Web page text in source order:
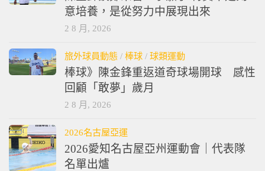
意培養，是從努力中展現出來
2 8 月, 2026
旅外球員動態 / 棒球 / 球類運動
棒球》陳金鋒重返道奇球場開球 感性
回顧「敢夢」歲月
2 8 月, 2026
2026名古屋亞運
2026愛知名古屋亞州運動會｜代表隊
名單出爐